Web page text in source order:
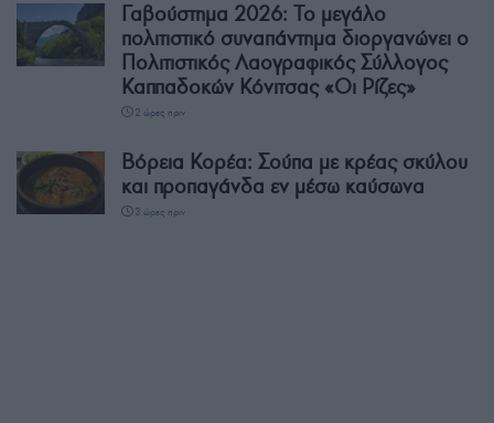
Γαβούστημα 2026: Το μεγάλο
πολιτιστικό συναπάντημα διοργανώνει ο
Πολιτιστικός Λαογραφικός Σύλλογος
Καππαδοκών Κόνιτσας «Οι Ρίζες»
2 ώρες πριν
Βόρεια Κορέα: Σούπα με κρέας σκύλου
και προπαγάνδα εν μέσω καύσωνα
3 ώρες πριν